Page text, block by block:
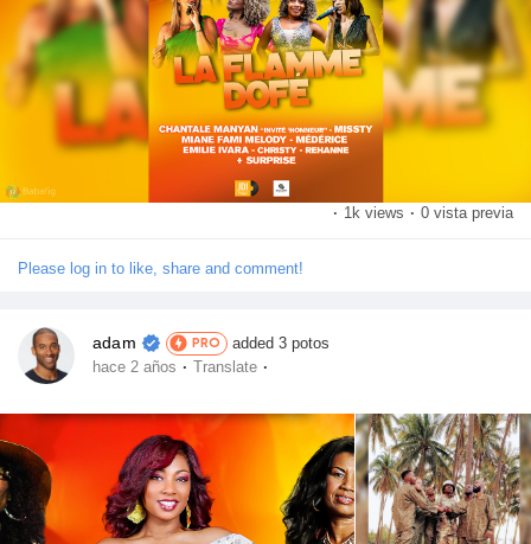
Récompenses
Babarun (BBRN)
Calculez vos calories
Collab Influenceurs
Événementiels
Affiliation
· 1k views · 0 vista previa
Please log in to like, share and comment!
adam PRO added 3 potos
hace 2 años · Translate ·